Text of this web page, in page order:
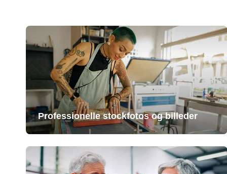
Professionelle stockfotos og billeder